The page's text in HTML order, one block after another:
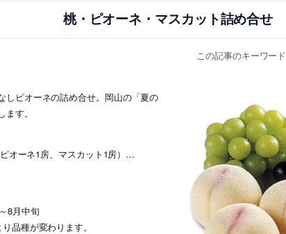
桃・ピオーネ・マスカット詰め合せ
この記事のキーワード
しピオーネの詰め合せ。岡山の「夏の
す。
ピオーネ1房、マスカット1房）…
8月中旬
品種が変わります。